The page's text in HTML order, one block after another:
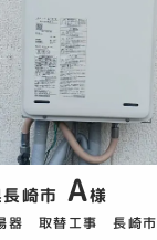
崎市 A様
器 取替工事 長崎市